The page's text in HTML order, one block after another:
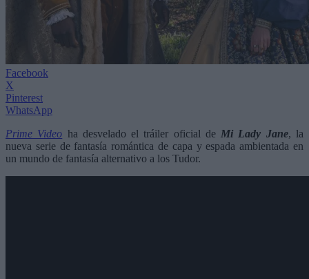
Facebook
X
Pinterest
WhatsApp
Prime Video ha desvelado el tráiler oficial de Mi Lady Jane, la
nueva serie de fantasía romántica de capa y espada ambientada en
un mundo de fantasía alternativo a los Tudor.